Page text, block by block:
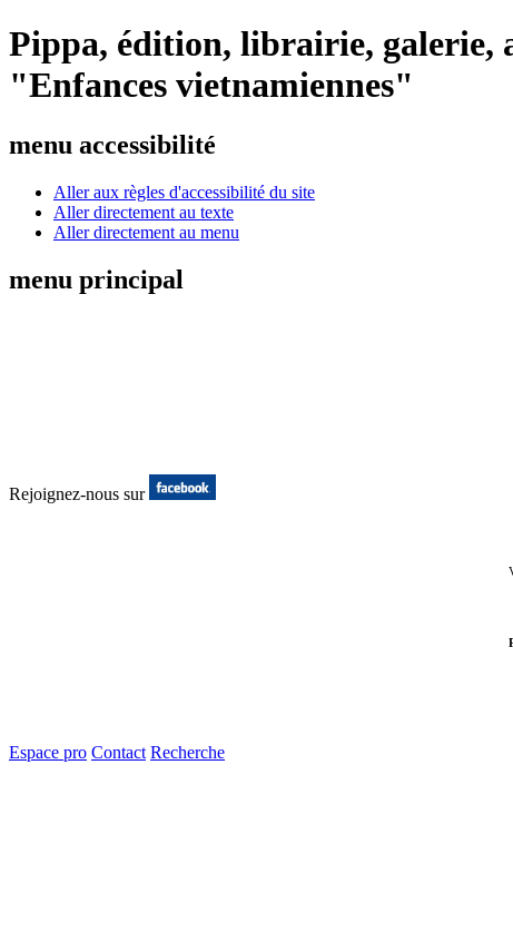
Pippa, édition, librairie, galerie,
"Enfances vietnamiennes"
menu accessibilité
Aller aux règles d'accessibilité du site
Aller directement au texte
Aller directement au menu
menu principal
Rejoignez-nous sur
Espace pro Contact Recherche